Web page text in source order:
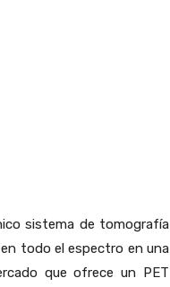
sistema de tomografía
todo el espectro en una
que ofrece un PET